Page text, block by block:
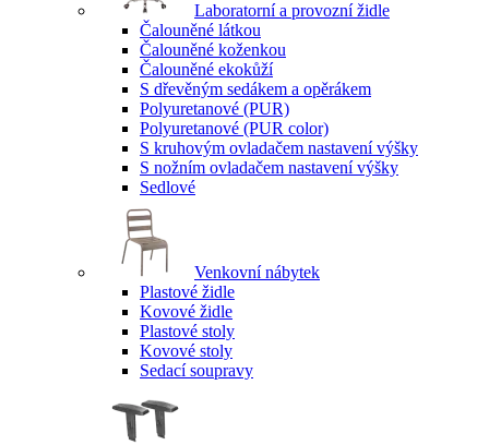
Laboratorní a provozní židle
Čalouněné látkou
Čalouněné koženkou
Čalouněné ekokůží
S dřevěným sedákem a opěrákem
Polyuretanové (PUR)
Polyuretanové (PUR color)
S kruhovým ovladačem nastavení výšky
S nožním ovladačem nastavení výšky
Sedlové
Venkovní nábytek
Plastové židle
Kovové židle
Plastové stoly
Kovové stoly
Sedací soupravy